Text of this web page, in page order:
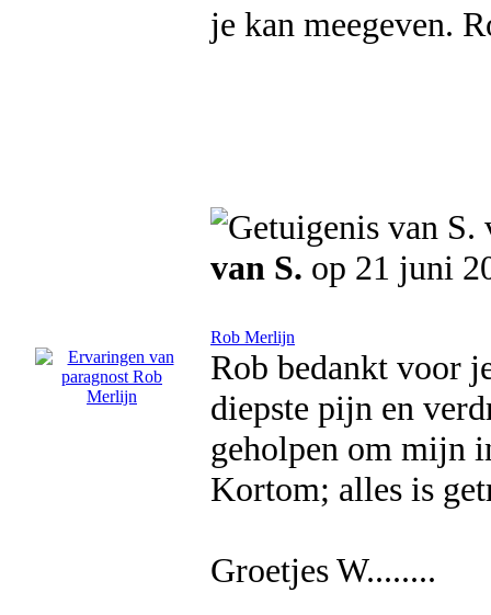
je kan meegeven.
van S. op 21 juni
Rob Merlijn
Rob bedankt voor
diepste pijn en
geholpen om mijn
Kortom; alles is
Groetjes W........